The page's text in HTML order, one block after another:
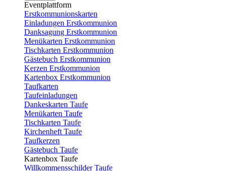
Eventplattform
Erstkommunionskarten
Einladungen Erstkommunion
Danksagung Erstkommunion
Menükarten Erstkommunion
Tischkarten Erstkommunion
Gästebuch Erstkommunion
Kerzen Erstkommunion
Kartenbox Erstkommunion
Taufkarten
Taufeinladungen
Dankeskarten Taufe
Menükarten Taufe
Tischkarten Taufe
Kirchenheft Taufe
Taufkerzen
Gästebuch Taufe
Kartenbox Taufe
Willkommensschilder Taufe